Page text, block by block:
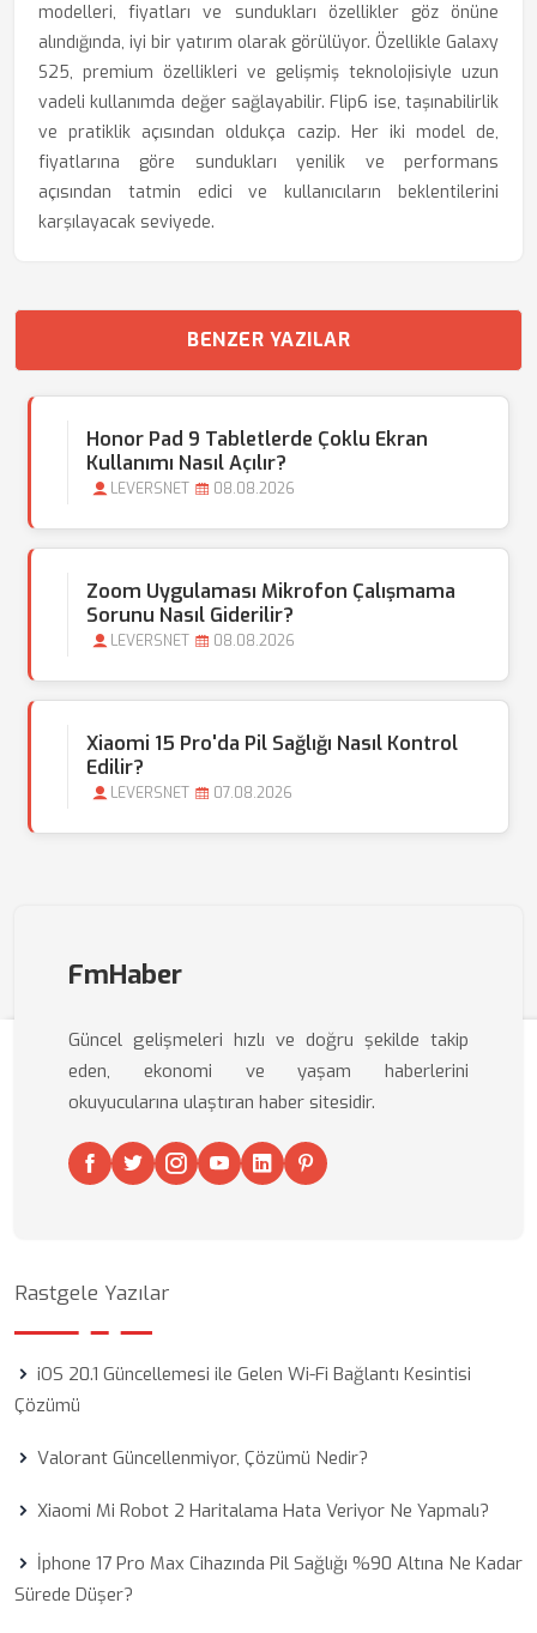
modelleri, fiyatları ve sundukları özellikler göz önüne
alındığında, iyi bir yatırım olarak görülüyor. Özellikle Galaxy
S25, premium özellikleri ve gelişmiş teknolojisiyle uzun
vadeli kullanımda değer sağlayabilir. Flip6 ise, taşınabilirlik
ve pratiklik açısından oldukça cazip. Her iki model de,
fiyatlarına göre sundukları yenilik ve performans
açısından tatmin edici ve kullanıcıların beklentilerini
karşılayacak seviyede.
BENZER YAZILAR
Honor Pad 9 Tabletlerde Çoklu Ekran
Kullanımı Nasıl Açılır?
LEVERSNET 08.08.2026
Zoom Uygulaması Mikrofon Çalışmama
Sorunu Nasıl Giderilir?
LEVERSNET 08.08.2026
Xiaomi 15 Pro'da Pil Sağlığı Nasıl Kontrol
Edilir?
LEVERSNET 07.08.2026
FmHaber
Güncel gelişmeleri hızlı ve doğru şekilde takip
eden, ekonomi ve yaşam haberlerini
okuyucularına ulaştıran haber sitesidir.
Rastgele Yazılar
iOS 20.1 Güncellemesi ile Gelen Wi-Fi Bağlantı Kesintisi
Çözümü
Valorant Güncellenmiyor, Çözümü Nedir?
Xiaomi Mi Robot 2 Haritalama Hata Veriyor Ne Yapmalı?
İphone 17 Pro Max Cihazında Pil Sağlığı %90 Altına Ne Kadar
Sürede Düşer?